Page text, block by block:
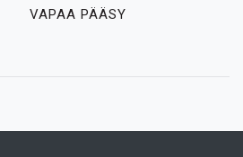
VAPAA PÄÄSY